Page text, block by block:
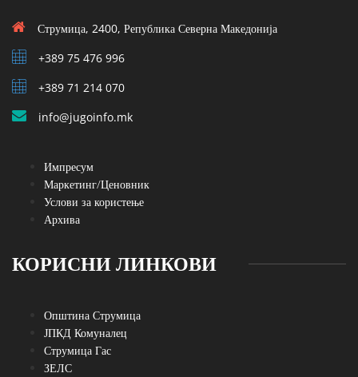
Струмица, 2400, Република Северна Македонија
+389 75 476 996
+389 71 214 070
info@jugoinfo.mk
Импресум
Маркетинг/Ценовник
Услови за користење
Архива
КОРИСНИ ЛИНКОВИ
Општина Струмица
ЈПКД Комуналец
Струмица Гас
ЗЕЛС